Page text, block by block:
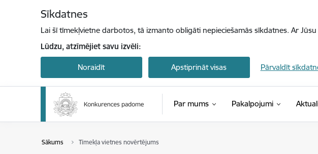
Sīkdatnes
Lai šī tīmekļvietne darbotos, tā izmanto obligāti nepieciešamās sīkdatnes. Ar
Lūdzu, atzīmējiet savu izvēli:
Noraidīt Apstiprināt visas Pārvaldīt
Par mums Pakalpojumi
Sākums Tīmekļa vietnes novērtējums